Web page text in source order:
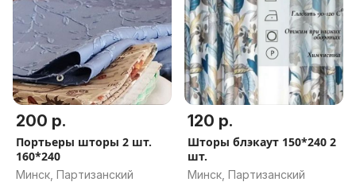
200 р.
Портьеры шторы 2 шт.
160*240
Минск, Партизанский
120 р.
Шторы блэкаут 150*240 2
шт.
Минск, Партизанский